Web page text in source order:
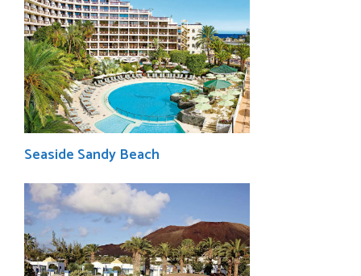
Seaside Sandy Beach